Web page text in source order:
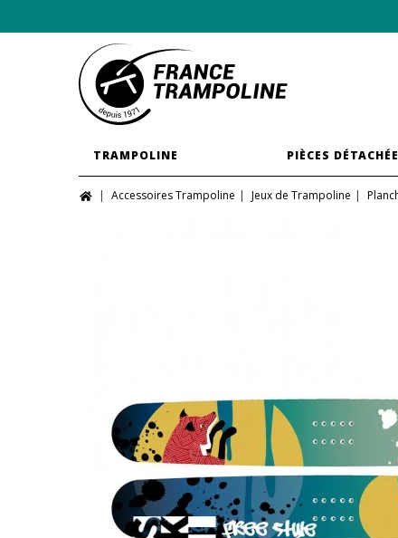
TRAMPOLINE PIÈCES
Accessoires Trampoline Jeux de Trampoline